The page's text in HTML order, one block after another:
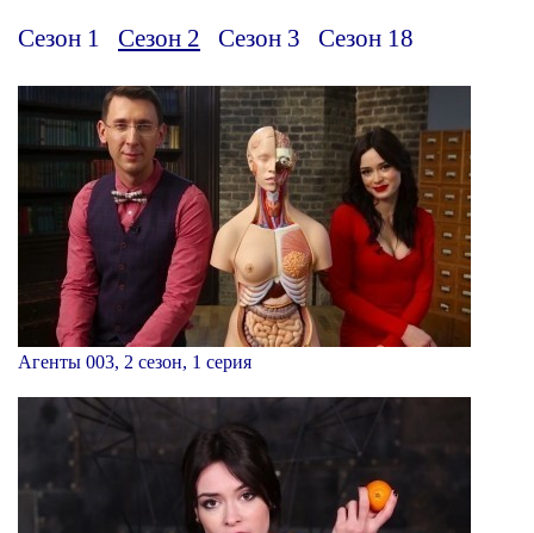
Сезон 1 Сезон 2 Сезон 3 Сезон 18
Агенты 003, 2 сезон, 1 серия